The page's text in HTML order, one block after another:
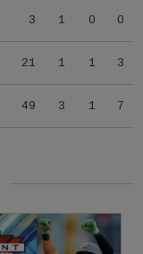
3 1 0 0
21 1 1 3
49 3 1 7